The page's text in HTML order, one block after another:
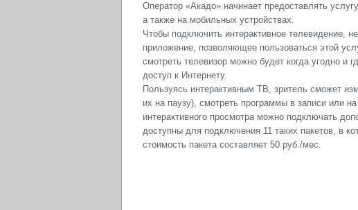
Оператор «Акадо» начинает предоставлять
а также на мобильных устройствах.
Чтобы подключить интерактивное телевидение,
приложение, позволяющее пользоваться этой
смотреть телевизор можно будет когда угодно
доступ к Интернету.
Пользуясь интерактивным ТВ, зритель сможет
их на паузу), смотреть программы в записи или
интерактивного просмотра можно подключать
доступны для подключения 11 таких пакетов, в
стоимость пакета составляет 50 руб./мес.